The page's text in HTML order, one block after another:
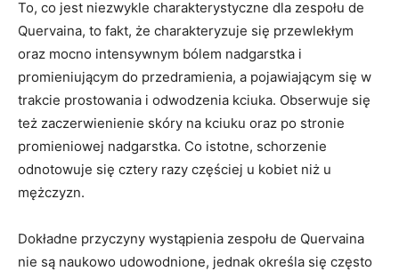
To, co jest niezwykle charakterystyczne dla zespołu de
Quervaina, to fakt, że charakteryzuje się przewlekłym
oraz mocno intensywnym bólem nadgarstka i
promieniującym do przedramienia, a pojawiającym się w
trakcie prostowania i odwodzenia kciuka. Obserwuje się
też zaczerwienienie skóry na kciuku oraz po stronie
promieniowej nadgarstka. Co istotne, schorzenie
odnotowuje się cztery razy częściej u kobiet niż u
mężczyzn.
Dokładne przyczyny wystąpienia zespołu de Quervaina
nie są naukowo udowodnione, jednak określa się często